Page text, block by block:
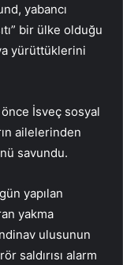
yabancı
bir ülke olduğu
yürüttüklerini
İsveç sosyal
ailelerinden
savundu.
yapılan
yakma
ulusunun
saldırısı alarm